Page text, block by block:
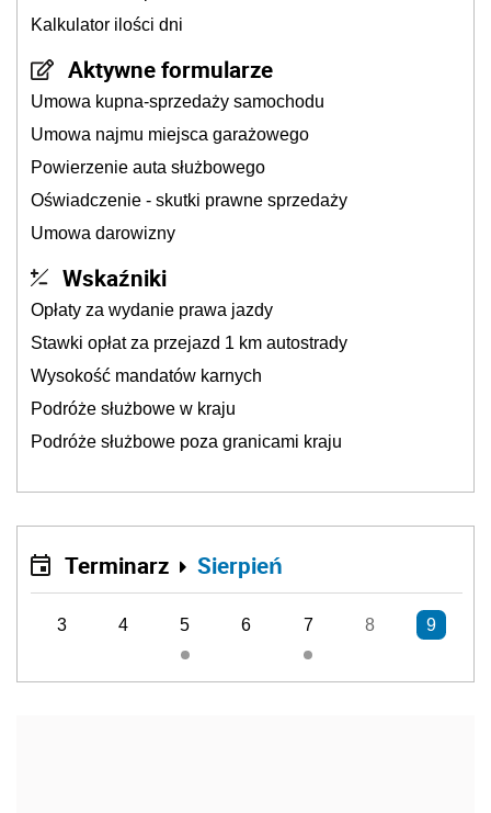
Kalkulator ilości dni
Aktywne formularze
Umowa kupna-sprzedaży samochodu
Umowa najmu miejsca garażowego
Powierzenie auta służbowego
Oświadczenie - skutki prawne sprzedaży
Umowa darowizny
Wskaźniki
Opłaty za wydanie prawa jazdy
Stawki opłat za przejazd 1 km autostrady
Wysokość mandatów karnych
Podróże służbowe w kraju
Podróże służbowe poza granicami kraju
Terminarz Sierpień
3 4 5 6 7 8 9